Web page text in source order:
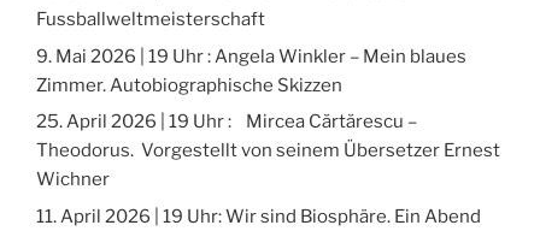
Fussballweltmeisterschaft
9. Mai 2026 | 19 Uhr : Angela Winkler – Mein blaues
Zimmer. Autobiographische Skizzen
25. April 2026 | 19 Uhr : Mircea Cărtărescu –
Theodorus. Vorgestellt von seinem Übersetzer Ernest
Wichner
11. April 2026 | 19 Uhr: Wir sind Biosphäre. Ein Abend